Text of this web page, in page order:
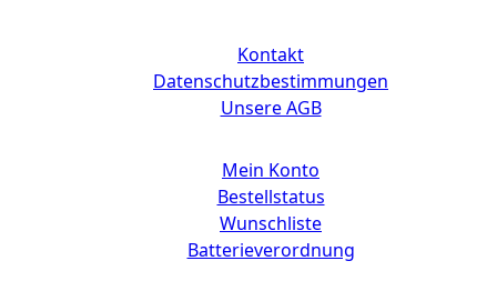
Kontakt
Datenschutzbestimmungen
Unsere AGB
Mein Konto
Bestellstatus
Wunschliste
Batterieverordnung